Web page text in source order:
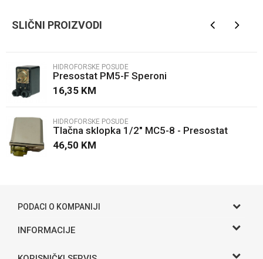
Poruka
SLIČNI PROIZVODI
HIDROFORSKE POSUDE
Presostat PM5-F Speroni
16,35 KM
HIDROFORSKE POSUDE
Tlačna sklopka 1/2" MC5-8 - Presostat
46,50 KM
PODACI O KOMPANIJI
Gama S doo
Adresa
INFORMACIJE
O nama